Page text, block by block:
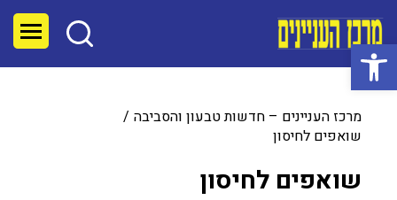
מרכז העניינים – חדשות טבעון והסביבה
שואפים לחיסון
שואפים לחיסון
פתח סרגל נגישות